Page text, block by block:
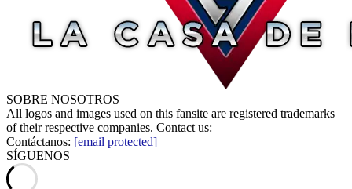
SOBRE NOSOTROS
All logos and images used on this fansite are registered trademarks
of their respective companies. Contact us:
Contáctanos: [email protected]
SÍGUENOS